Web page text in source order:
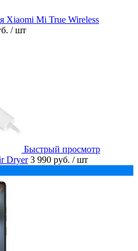
Xiaomi Mi True Wireless
/ шт
Быстрый просмотр
Dryer 3 990 руб. / шт